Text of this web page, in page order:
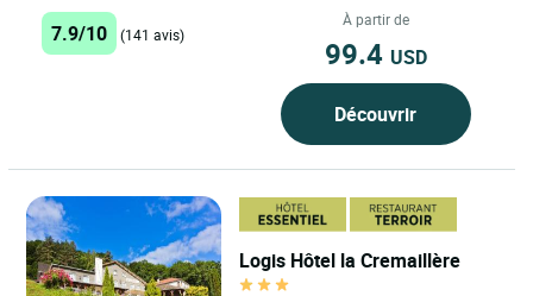
Restaurant gastronomique...
7.9/10 (141 avis)
À partir de
99.4 USD
Découvrir
Logis Hôtel la Cremaillère